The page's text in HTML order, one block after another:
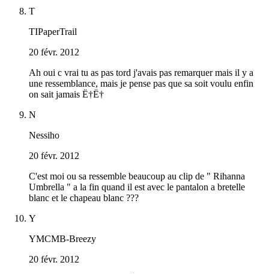
T
TIPaperTrail
20 févr. 2012
Ah oui c vrai tu as pas tord j'avais pas remarquer mais il y a
une ressemblance, mais je pense pas que sa soit voulu enfin
on sait jamais Ë†Ë†
N
Nessiho
20 févr. 2012
C'est moi ou sa ressemble beaucoup au clip de " Rihanna
Umbrella " a la fin quand il est avec le pantalon a bretelle
blanc et le chapeau blanc ???
Y
YMCMB-Breezy
20 févr. 2012